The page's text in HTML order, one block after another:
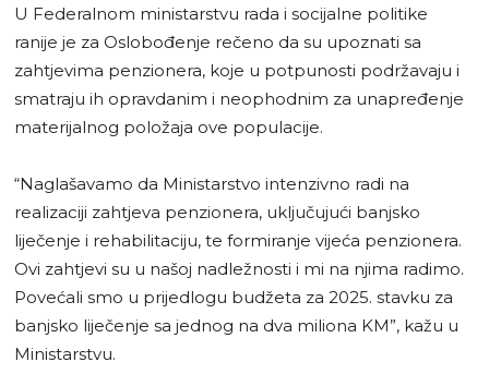
U Federalnom ministarstvu rada i socijalne politike
ranije je za Oslobođenje rečeno da su upoznati sa
zahtjevima penzionera, koje u potpunosti podržavaju i
smatraju ih opravdanim i neophodnim za unapređenje
materijalnog položaja ove populacije.
“Naglašavamo da Ministarstvo intenzivno radi na
realizaciji zahtjeva penzionera, uključujući banjsko
liječenje i rehabilitaciju, te formiranje vijeća penzionera.
Ovi zahtjevi su u našoj nadležnosti i mi na njima radimo.
Povećali smo u prijedlogu budžeta za 2025. stavku za
banjsko liječenje sa jednog na dva miliona KM”, kažu u
Ministarstvu.